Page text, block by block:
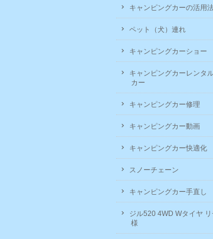
キャンピングカーの活用
ペット（犬）連れ
キャンピングカーショー
キャンピングカーレンタ
カー
キャンピングカー修理
キャンピングカー動画
キャンピングカー快適化
スノーチェーン
キャンピングカー手直し
ジル520 4WD Wタイヤ
様